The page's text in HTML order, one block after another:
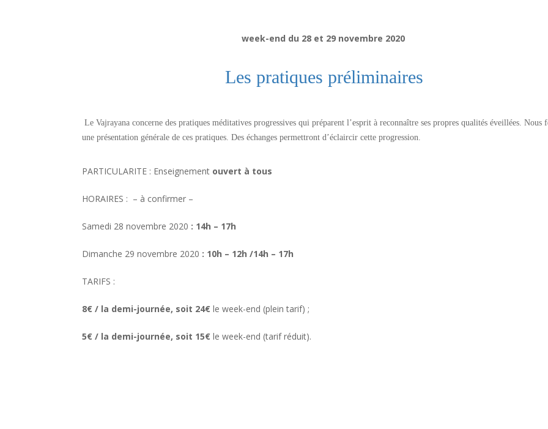
week-end du 28 et 29 novembre 2020
Les pratiques préliminaires
Le Vajrayana concerne des pratiques méditatives progressives qui préparent l’esprit à reconnaître ses propres qualités éveillées. Nous
une présentation générale de ces pratiques. Des échanges permettront d’éclaircir cette progression.
PARTICULARITE : Enseignement ouvert à tous
HORAIRES : – à confirmer –
Samedi 28 novembre 2020 : 14h – 17h
Dimanche 29 novembre 2020 : 10h – 12h /14h – 17h
TARIFS :
8€ / la demi-journée, soit 24€ le week-end (plein tarif) ;
5€ / la demi-journée, soit 15€le week-end (tarif réduit).